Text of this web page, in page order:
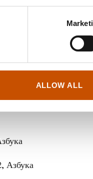
ALLOW ALL
смерть, 2013,
Азбука